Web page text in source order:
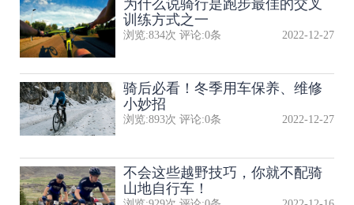
为什么说骑行是跑步最佳的交叉
训练方式之一
浏览:834次 评论:0条 2022-12-27
骑后必看！冬季用车保养、维修
小妙招
浏览:893次 评论:0条 2022-12-27
不会这些越野技巧，你就不配骑
山地自行车！